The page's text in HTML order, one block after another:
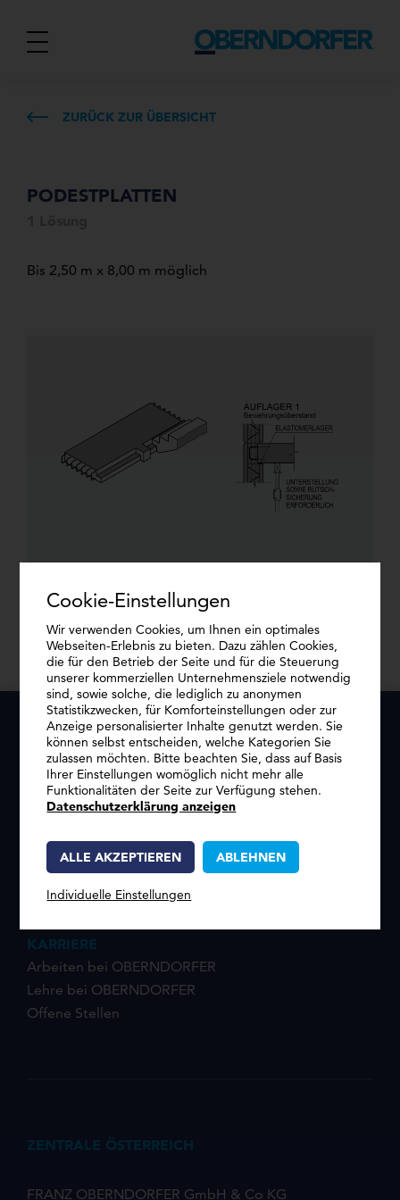
ZURÜCK ZUR ÜBERSICHT
PODESTPLATTEN
Bis 2,50 m x 8,00 m möglich
Podestplatte
LINKS
AGB
Impressum
Cookie-Einstellungen
KARRIERE
Arbeiten bei OBERNDORFER
Lehre bei OBERNDORFER
Offene Stellen
ZENTRALE ÖSTERREICH
FRANZ OBERNDORFER GmbH & Co KG
Cookie-Einstellungen
Wir verwenden Cookies, um Ihnen ein optimales
Webseiten-Erlebnis zu bieten. Dazu zählen Cookies,
die für den Betrieb der Seite und für die Steuerung
unserer kommerziellen Unternehmensziele notwendig
sind, sowie solche, die lediglich zu anonymen
Statistikzwecken, für Komforteinstellungen oder zur
Anzeige personalisierter Inhalte genutzt werden. Sie
können selbst entscheiden, welche Kategorien Sie
zulassen möchten. Bitte beachten Sie, dass auf Basis
Ihrer Einstellungen womöglich nicht mehr alle
Funktionalitäten der Seite zur Verfügung stehen.
Datenschutzerklärung anzeigen
ALLE AKZEPTIEREN ABLEHNEN
Individuelle Einstellungen